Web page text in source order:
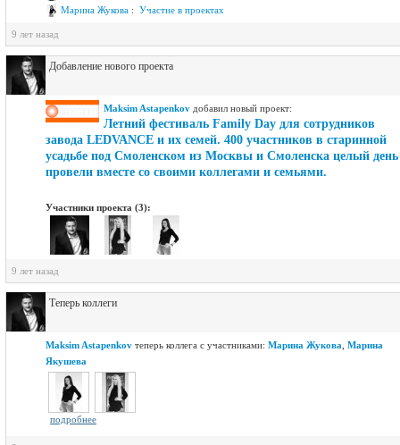
Марина Жукова : Участие в проектах
9 лет назад
Добавление нового проекта
Maksim Astapenkov добавил новый проект:
Летний фестиваль Family Day для сотрудников
завода LEDVANCE и их семей. 400 участников в старинной
усадьбе под Смоленском из Москвы и Смоленска целый день
провели вместе со своими коллегами и семьями.
Участники проекта (3):
9 лет назад
Теперь коллеги
Maksim Astapenkov теперь коллега с участниками: Марина Жукова Марина
Якушева
подробнее